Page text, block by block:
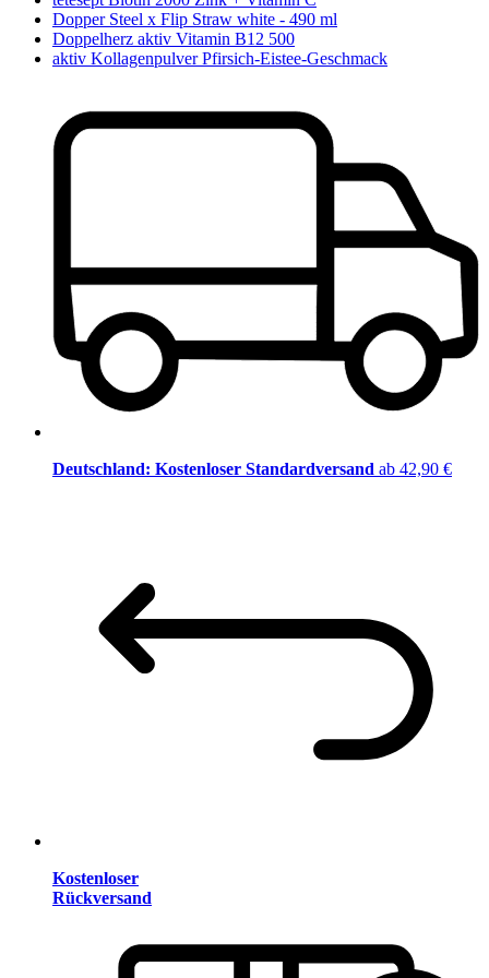
Dopper Steel x Flip Straw white - 490 ml
Doppelherz aktiv Vitamin B12 500
aktiv Kollagenpulver Pfirsich-Eistee-Geschmack
Deutschland: Kostenloser Standardversand ab 42,90 €
Kostenloser
Rückversand